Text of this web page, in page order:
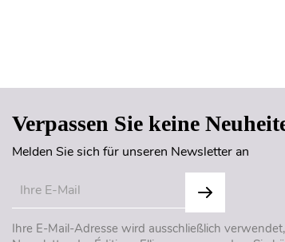
Verpassen Sie keine
Melden Sie sich für unseren Newsletter an
Ihre E-Mail-Adresse wird ausschließlich